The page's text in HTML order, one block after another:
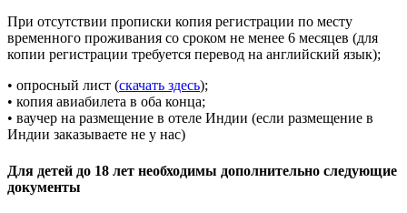
При отсутствии прописки копия регистрации по месту
временного проживания со сроком не менее 6 месяцев (для
копии регистрации требуется перевод на английский язык);
• опросный лист (скачать здесь);
• копия авиабилета в оба конца;
• ваучер на размещение в отеле Индии (если размещение в
Индии заказываете не у нас)
Для детей до 18 лет необходимы дополнительно следующие
документы